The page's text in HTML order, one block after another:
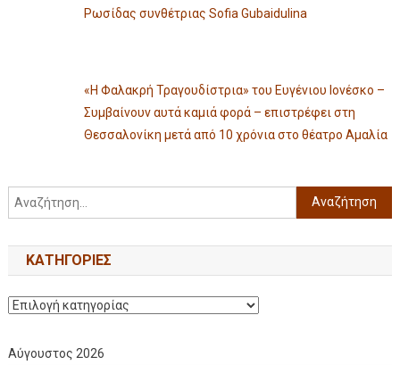
Ρωσίδας συνθέτριας Sofia Gubaidulina
«Η Φαλακρή Τραγουδίστρια» του Ευγένιου Ιονέσκο –
Συμβαίνουν αυτά καμιά φορά – επιστρέφει στη
Θεσσαλονίκη μετά από 10 χρόνια στο θέατρο Αμαλία
KΑΤΗΓΟΡΊΕΣ
Αύγουστος 2026